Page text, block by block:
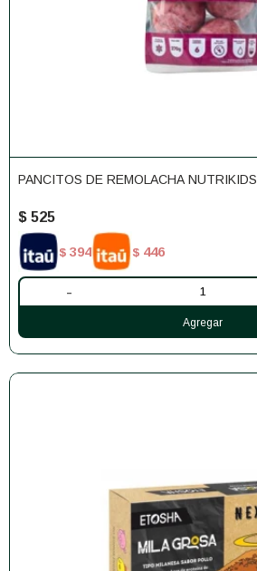
PANCITOS DE REMOLACHA NUTRIKIDS
$ 525
$ 394 $ 446
-